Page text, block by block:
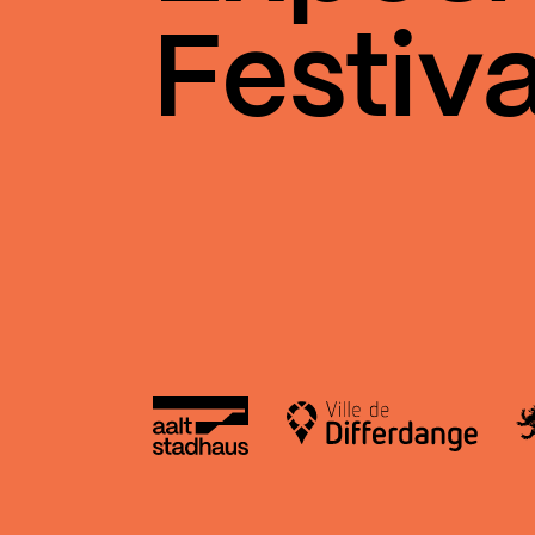
Aalt Stadhaus Ville de Differdange